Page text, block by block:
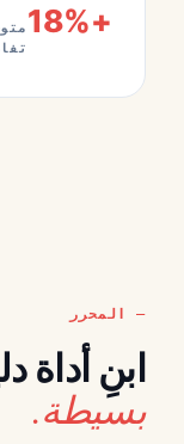
+18%
المحرر
ابنِ أداة
بسيطة.